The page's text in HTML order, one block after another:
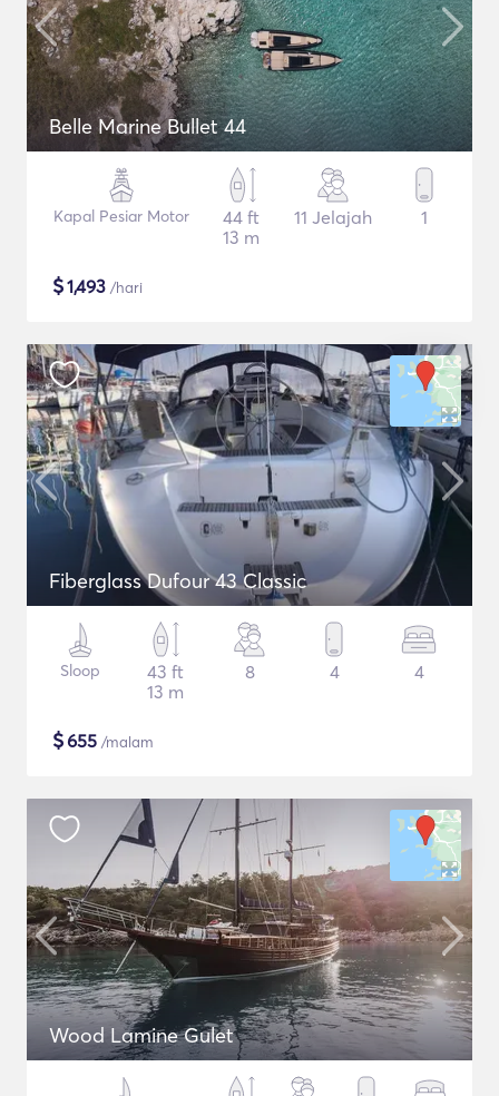
Belle Marine Bullet 44
Kapal Pesiar Motor
44 ft
13 m
11 Jelajah 1
$1,493 /hari
Fiberglass Dufour 43 Classic
Sloop
43 ft
13 m
8 4 4
$655 /malam
Wood Lamine Gulet